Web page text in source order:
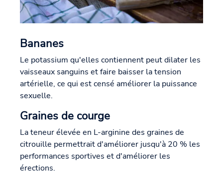
Bananes
Le potassium qu'elles contiennent peut dilater les
vaisseaux sanguins et faire baisser la tension
artérielle, ce qui est censé améliorer la puissance
sexuelle.
Graines de courge
La teneur élevée en L-arginine des graines de
citrouille permettrait d'améliorer jusqu'à 20 % les
performances sportives et d'améliorer les
érections.